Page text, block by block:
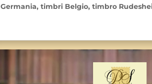
Germania, timbri Belgio, timbro